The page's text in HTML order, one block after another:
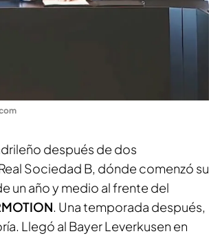
después de dos
Sociedad B, dónde comenzó su
un año y medio al frente del
. Una temporada después,
Llegó al Bayer Leverkusen en